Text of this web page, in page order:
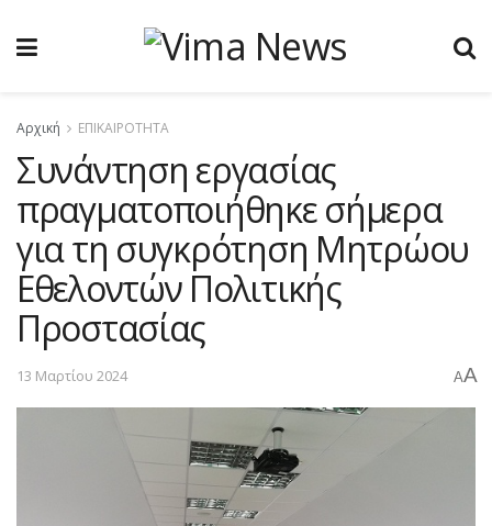
Αρχική ΕΠΙΚΑΙΡΟΤΗΤΑ
Συνάντηση εργασίας
πραγματοποιήθηκε σήμερα
για τη συγκρότηση Μητρώου
Εθελοντών Πολιτικής
Προστασίας
13 Μαρτίου 2024 AA